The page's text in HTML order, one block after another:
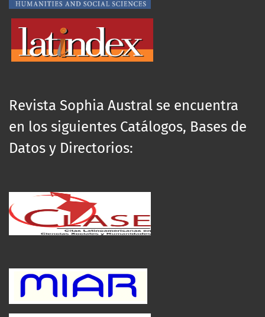
Revista Sophia Austral se encuentra
en los siguientes Catálogos, Bases de
Datos y Directorios: